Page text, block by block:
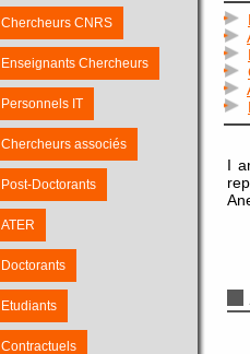
Chercheurs CNRS
Enseignants Chercheurs
Personnels IT
Chercheurs associés
Post-Doctorants
ATER
Doctorants
Etudiants
Contractuels
I